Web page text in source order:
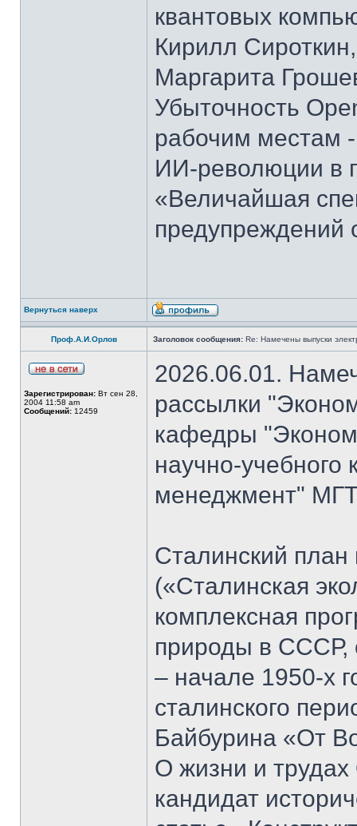
квантовых
Кирилл
Маргарита
Убыточность
рабочим местам
ИИ-революции в
«Величайшая
предупреждений
Вернуться наверх
Проф.А.И.Орлов Заголовок сообщения: Re: Намечены выпуски
Зарегистрирован: Вт сен 28,
2004 11:58 am
Сообщений: 12459
2026.06.01.
рассылки
кафедры
научно-
менеджмент"
Сталинский
(«Сталинская
комплексная
природы в СССР,
– начале 1950-х
сталинского
Байбурина «От
О жизни и
кандидат